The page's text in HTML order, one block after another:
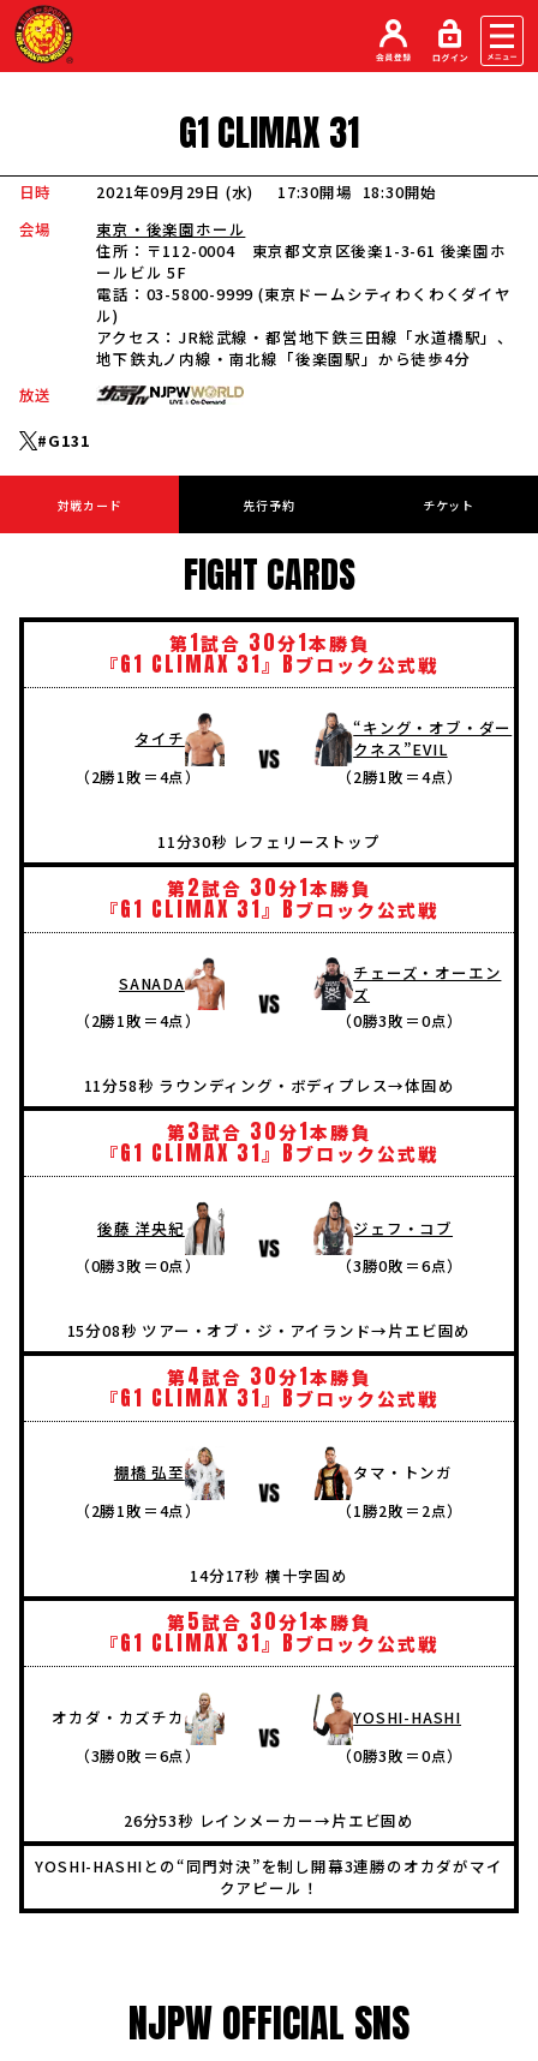
G1CLIMAX 31
日時 2021年09月29日 (水) 17:30開場 18:30開始
会場
東京・後楽園ホール
住所： 〒112-0004 東京都文京区後楽1-3-61 後楽園ホ
ールビル 5F
電話： 03-5800-9999 (東京ドームシティわくわくダイヤ
ル)
アクセス： JR総武線・都営地下鉄三田線「水道橋駅」、
地下鉄丸ノ内線・南北線「後楽園駅」から徒歩4分
放送
#G131
対戦カード 先行予約 チケット
FIGHT CARDS
第1試合 30分1本勝負
『G1 CLIMAX 31』 Bブロック公式戦
タイチ
（2勝1敗＝4点）
“キング・オブ・ダー
クネス”EVIL
（2勝1敗＝4点）
11分30秒 レフェリーストップ
第2試合 30分1本勝負
『G1 CLIMAX 31』 Bブロック公式戦
SANADA
（2勝1敗＝4点）
チェーズ・オーエン
ズ
（0勝3敗＝0点）
11分58秒 ラウンディング・ボディプレス→体固め
第3試合 30分1本勝負
『G1 CLIMAX 31』 Bブロック公式戦
後藤 洋央紀
（0勝3敗＝0点）
ジェフ・コブ
（3勝0敗＝6点）
15分08秒 ツアー・オブ・ジ・アイランド→片エビ固め
第4試合 30分1本勝負
『G1 CLIMAX 31』 Bブロック公式戦
棚橋 弘至
（2勝1敗＝4点）
タマ・トンガ
（1勝2敗＝2点）
14分17秒 横十字固め
第5試合 30分1本勝負
『G1 CLIMAX 31』 Bブロック公式戦
オカダ・カズチカ
（3勝0敗＝6点）
YOSHI-HASHI
（0勝3敗＝0点）
26分53秒 レインメーカー→片エビ固め
YOSHI-HASHIとの“同門対決”を制し開幕3連勝のオカダがマイ
クアピール！
NJPW OFFICIAL SNS